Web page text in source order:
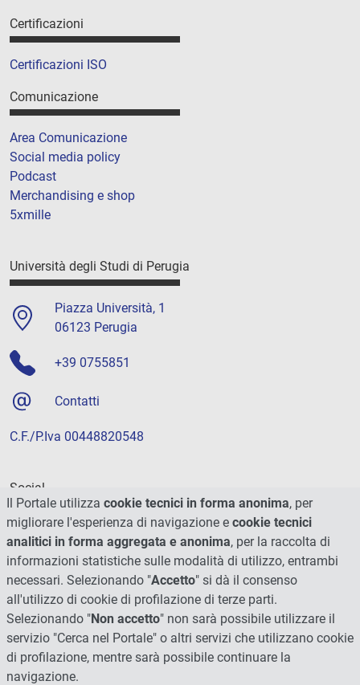
Certificazioni
Certificazioni ISO
Comunicazione
Area Comunicazione
Social media policy
Podcast
Merchandising e shop
5xmille
Università degli Studi di Perugia
Piazza Università, 1
06123 Perugia
+39 0755851
Contatti
C.F./P.Iva 00448820548
Social
Il Portale utilizza cookie tecnici in forma anonima, per
migliorare l'esperienza di navigazione e cookie tecnici
analitici in forma aggregata e anonima, per la raccolta di
informazioni statistiche sulle modalità di utilizzo, entrambi
necessari. Selezionando "Accetto" si dà il consenso
all'utilizzo di cookie di profilazione di terze parti.
Selezionando "Non accetto" non sarà possibile utilizzare il
servizio "Cerca nel Portale" o altri servizi che utilizzano cookie
di profilazione, mentre sarà possibile continuare la
navigazione.